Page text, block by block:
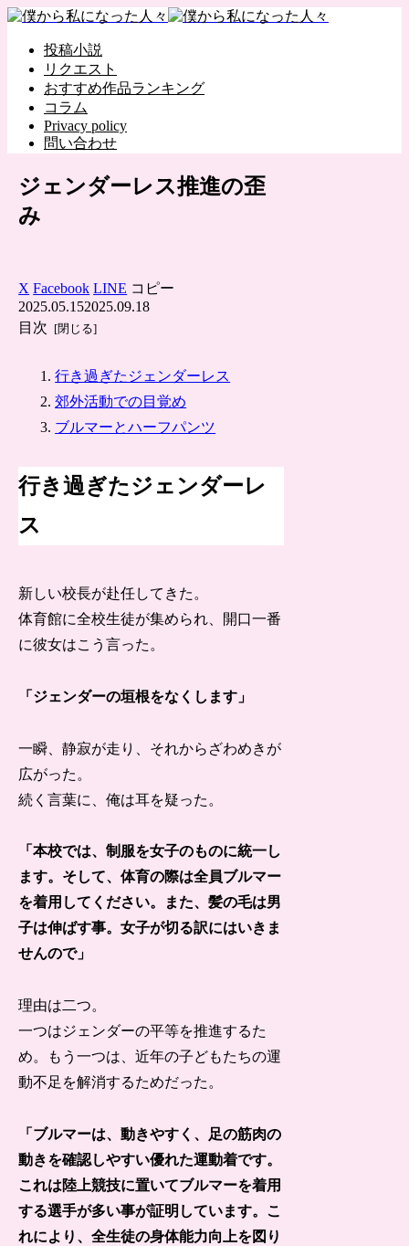
投稿小説
リクエスト
おすすめ作品ランキング
コラム
Privacy policy
問い合わせ
ジェンダーレス推進の歪
み
X Facebook LINE コピー
2025.05.152025.09.18
目次
行き過ぎたジェンダーレス
郊外活動での目覚め
ブルマーとハーフパンツ
行き過ぎたジェンダーレ
ス
新しい校長が赴任してきた。
体育館に全校生徒が集められ、開口一番
に彼女はこう言った。
「ジェンダーの垣根をなくします」
一瞬、静寂が走り、それからざわめきが
広がった。
続く言葉に、俺は耳を疑った。
「本校では、制服を女子のものに統一し
ます。そして、体育の際は全員ブルマー
を着用してください。また、髪の毛は男
子は伸ばす事。女子が切る訳にはいきま
せんので」
理由は二つ。
一つはジェンダーの平等を推進するた
め。もう一つは、近年の子どもたちの運
動不足を解消するためだった。
「ブルマーは、動きやすく、足の筋肉の
動きを確認しやすい優れた運動着です。
これは陸上競技に置いてブルマーを着用
する選手が多い事が証明しています。こ
れにより、全生徒の身体能力向上を図り